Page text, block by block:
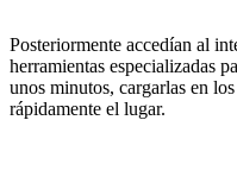
Posteriormente accedían al
herramientas especializadas
unos minutos, cargarlas en
rápidamente el lugar.